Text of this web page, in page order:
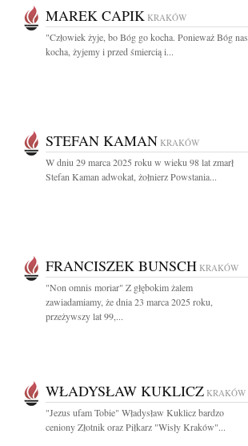
MAREK CAPIK KRAKÓW
"Człowiek żyje, bo Bóg go kocha. Ponieważ Bóg nas
kocha, żyjemy i przed śmiercią i...
STEFAN KAMAN KRAKÓW
W dniu 29 marca 2025 roku w wieku 98 lat zmarł
Stefan Kaman adwokat, żołnierz Powstania...
FRANCISZEK BUNSCH KRAKÓW
"Non omnis moriar" Z głębokim żalem
zawiadamiamy, że dnia 23 marca 2025 roku,
przeżywszy lat 99,...
WŁADYSŁAW KUKLICZ KRAKÓW
"Jezus ufam Tobie" Władysław Kuklicz bardzo
ceniony Złotnik oraz Piłkarz "Wisły Kraków"...